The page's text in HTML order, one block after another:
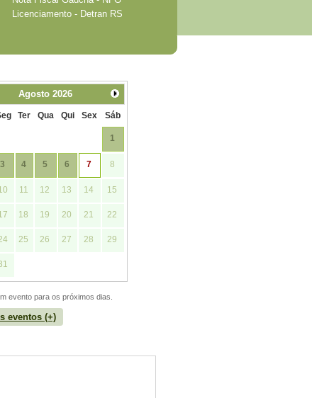
Licenciamento - Detran RS
Agosto 2026
Ter Qua Qui Sex Sáb
1
3 4 5 6 7 8
11 12 13 14 15
18 19 20 21 22
25 26 27 28 29
evento para os próximos dias.
eventos (+)